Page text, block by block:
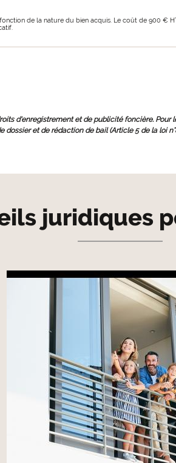
de la nature du bien acquis. Le coût de 900 €
d'enregistrement et de publicité foncière. Pour
et de rédaction de bail (Article 5 de la loi
juridiques